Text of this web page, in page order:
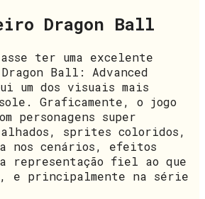
Dragon Ball
ter uma excelente
Ball: Advanced
um dos visuais mais
Graficamente, o jogo
personagens super
sprites coloridos,
nos cenários, efeitos
representação fiel ao que
e principalmente na série